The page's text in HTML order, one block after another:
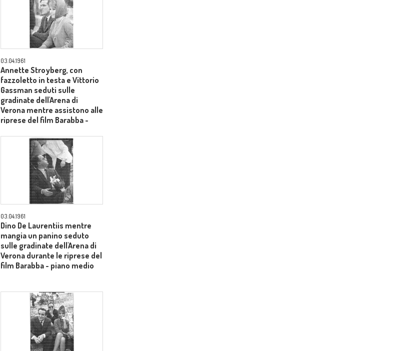
03.04.1961
Annette Stroyberg, con
fazzoletto in testa e Vittorio
Gassman seduti sulle
gradinate dell'Arena di
Verona mentre assistono alle
riprese del film Barabba -
03.04.1961
Dino De Laurentiis mentre
mangia un panino seduto
sulle gradinate dell'Arena di
Verona durante le riprese del
film Barabba - piano medio